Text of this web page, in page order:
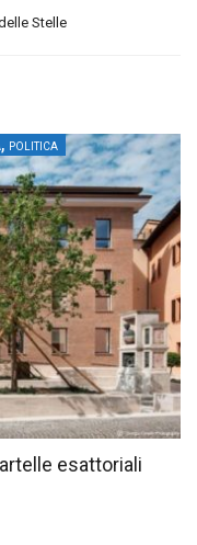
Stelle
, POLITICA
esattoriali